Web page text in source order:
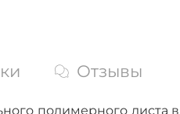
Отзывы
полимерного